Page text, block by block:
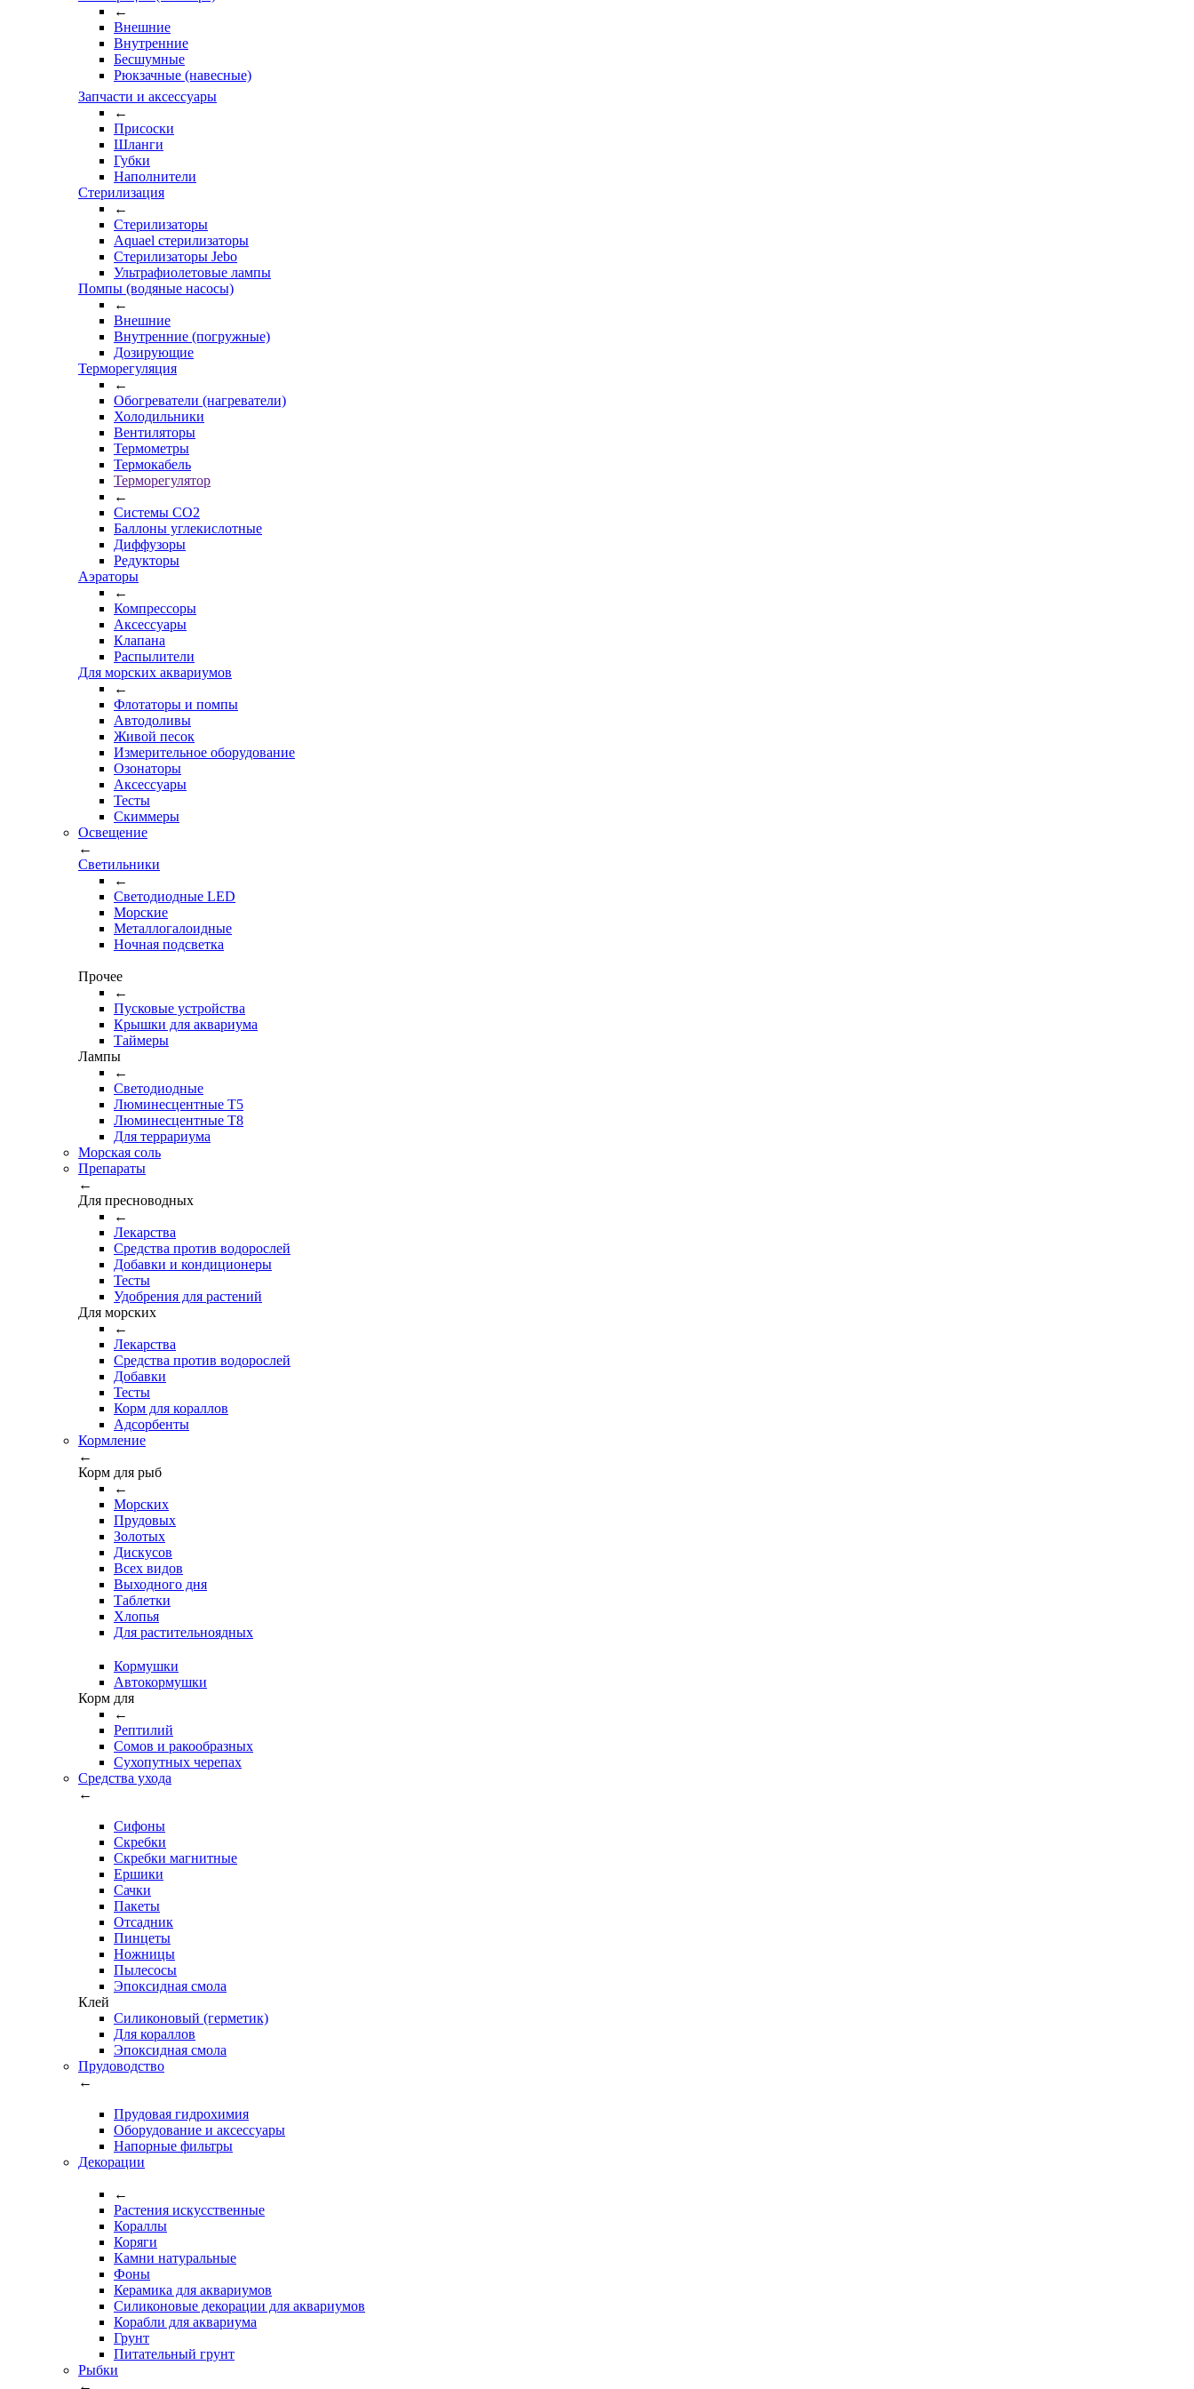
←
Внешние
Внутренние
Бесшумные
Рюкзачные (навесные)
Запчасти и аксессуары
←
Присоски
Шланги
Губки
Наполнители
Стерилизация
←
Стерилизаторы
Aquael стерилизаторы
Стерилизаторы Jebo
Ультрафиолетовые лампы
Помпы (водяные насосы)
←
Внешние
Внутренние (погружные)
Дозирующие
Терморегуляция
←
Обогреватели (нагреватели)
Холодильники
Вентиляторы
Термометры
Термокабель
Терморегулятор
←
Системы CO2
Баллоны углекислотные
Диффузоры
Редукторы
Аэраторы
←
Компрессоры
Аксессуары
Клапана
Распылители
Для морских аквариумов
←
Флотаторы и помпы
Автодоливы
Живой песок
Измерительное оборудование
Озонаторы
Аксессуары
Тесты
Cкиммеры
Освещение
←
Светильники
←
Cветодиодные LED
Морские
Металлогалоидные
Ночная подсветка
Прочее
←
Пусковые устройства
Крышки для аквариума
Таймеры
Лампы
←
Светодиодные
Люминесцентные Т5
Люминесцентные Т8
Для террариума
Морская соль
Препараты
←
Для пресноводных
←
Лекарства
Средства против водорослей
Добавки и кондиционеры
Тесты
Удобрения для растений
Для морских
←
Лекарства
Средства против водорослей
Добавки
Тесты
Корм для кораллов
Адсорбенты
Кормление
←
Корм для рыб
←
Морских
Прудовых
Золотых
Дискусов
Всех видов
Выходного дня
Таблетки
Хлопья
Для растительноядных
Кормушки
Автокормушки
Корм для
←
Рептилий
Сомов и ракообразных
Сухопутных черепах
Средства ухода
←
Сифоны
Скребки
Скребки магнитные
Ершики
Сачки
Пакеты
Отсадник
Пинцеты
Ножницы
Пылесосы
Эпоксидная смола
Клей
Силиконовый (герметик)
Для кораллов
Эпоксидная смола
Прудоводство
←
Прудовая гидрохимия
Оборудование и аксессуары
Напорные фильтры
Декорации
←
Растения искусственные
Кораллы
Коряги
Камни натуральные
Фоны
Керамика для аквариумов
Силиконовые декорации для аквариумов
Корабли для аквариума
Грунт
Питательный грунт
Рыбки
←